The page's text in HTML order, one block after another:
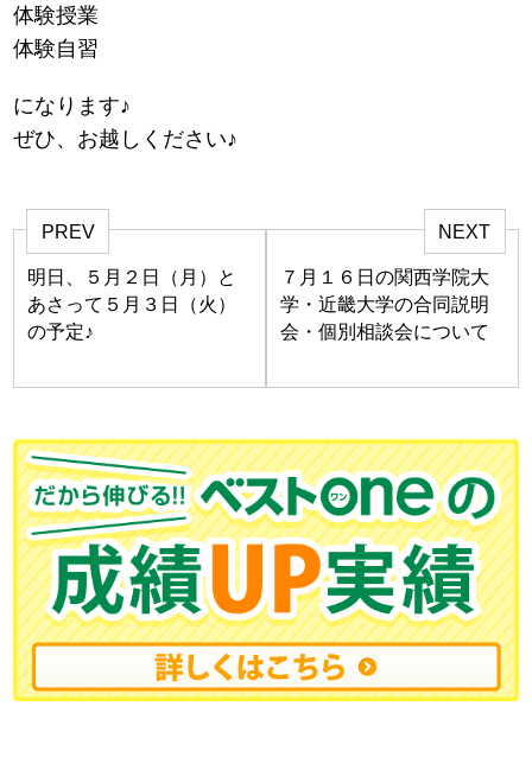
体験授業
体験自習
になります♪
ぜひ、お越しください♪
PREV
明日、５月２日（月）と
あさって５月３日（火）
の予定♪
NEXT
７月１６日の関西学院大
学・近畿大学の合同説明
会・個別相談会について